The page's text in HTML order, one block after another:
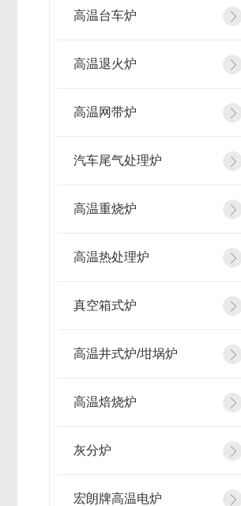
高温台车炉
高温退火炉
高温网带炉
汽车尾气处理炉
高温重烧炉
高温热处理炉
真空箱式炉
高温井式炉/坩埚炉
高温焙烧炉
灰分炉
宏朗牌高温电炉